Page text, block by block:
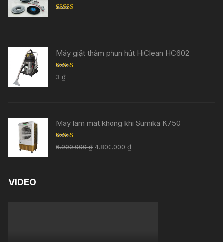
Máy giặt thảm phun hút HiClean HC602
Rated
out of 5
3₫
Máy làm mát không khí Sumika K750
Rated 5.00
out of 5
6.900.000₫ 4.800.000₫
VIDEO